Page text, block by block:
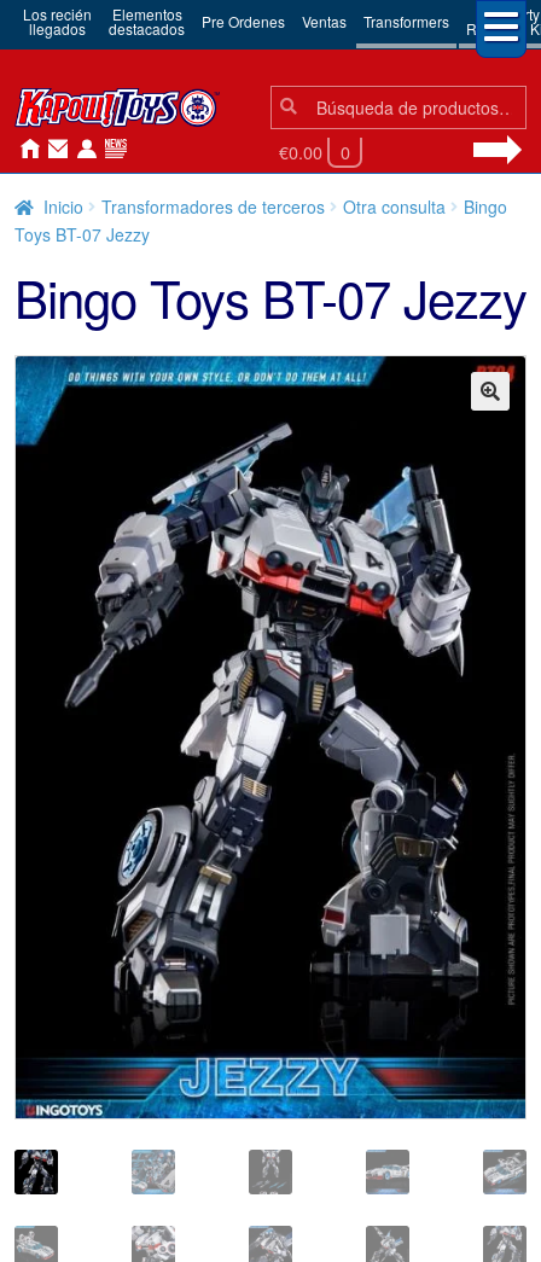
Los recién
llegados
Elementos
destacados Pre Ordenes Ventas Transformers 3rd Party
Robots &
Búsqueda:
Búsqueda
€0.00 0
Inicio Transformadores de terceros Otra consulta
Bingo
Toys BT-07 Jezzy
Bingo Toys BT-07 Jezzy